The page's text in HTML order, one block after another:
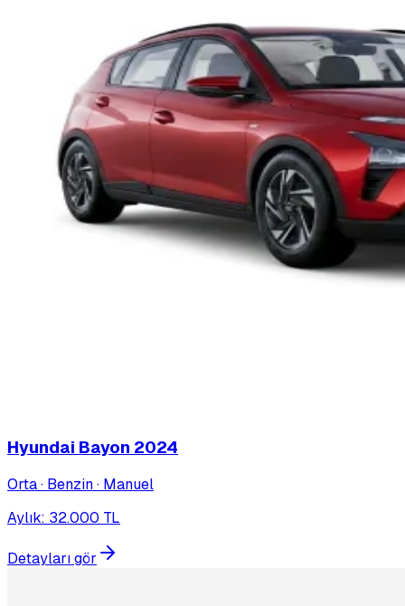
Hyundai Bayon 2024
Orta · Benzin · Manuel
Aylık: 32.000 TL
Detayları gör